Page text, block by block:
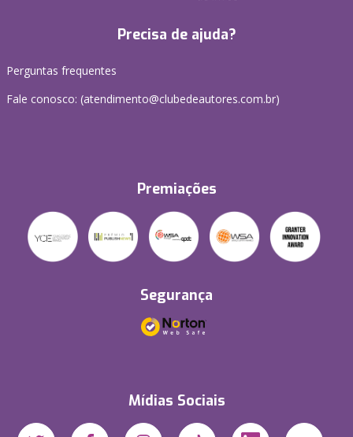
Precisa de ajuda?
Perguntas frequentes
Fale conosco: (atendimento@clubedeautores.com.br)
Premiações
Segurança
Mídias Sociais